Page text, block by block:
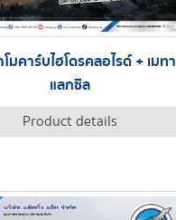
มคาร์บไฮโดรคลอไรด์ + เมทา
แลกซิล
Product details